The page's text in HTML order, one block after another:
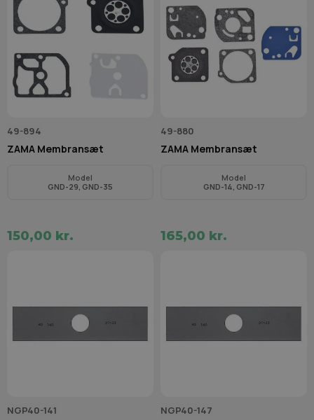
49-894
ZAMA Membransæt
Model
GND-29, GND-35
150,00 kr.
49-880
ZAMA Membransæt
Model
GND-14, GND-17
165,00 kr.
NGP40-141 NGP40-147